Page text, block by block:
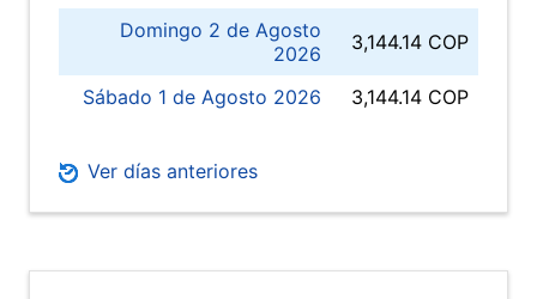
Domingo 2 de Agosto
2026
3,144.14 COP
Sábado 1 de Agosto 2026 3,144.14 COP
Ver días anteriores